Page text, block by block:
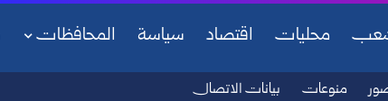
محليات اقتصاد سياسة المحافظات
منوعات بيانات الاتصال